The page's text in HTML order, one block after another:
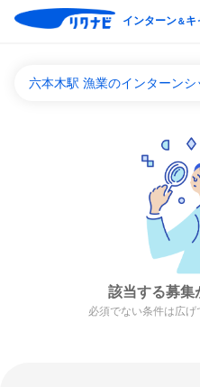
インターン＆キ
六本木駅 漁業のインターン
該当する募集
必須でない条件は広げ